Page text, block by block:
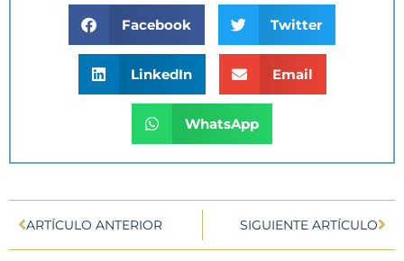
Facebook Twitter
LinkedIn Email
WhatsApp
ARTÍCULO ANTERIOR SIGUIENTE ARTÍCULO